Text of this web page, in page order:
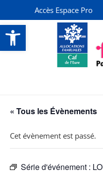
Ouvrir la barre d’outils
Accès Espace Pro
« Tous les Évènements
Cet évènement est passé.
Série d'événement :